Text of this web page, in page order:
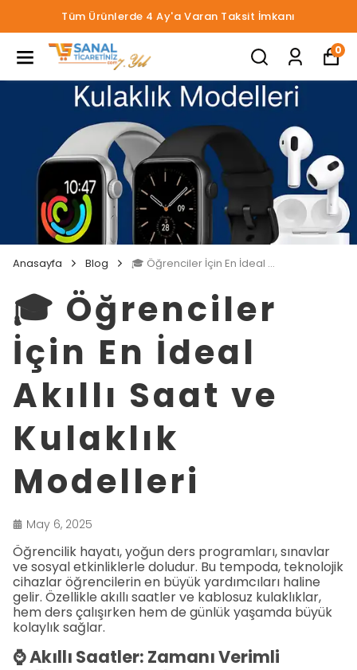
Tüm Ürünlerde 4 Ay'a Varan Taksit İmkanı
0
Anasayfa Blog 🎓 Öğrenciler İçin En İdeal Akıllı Saat ve Kulaklık Modelleri
🎓 Öğrenciler
İçin En İdeal
Akıllı Saat ve
Kulaklık
Modelleri
May 6, 2025
Öğrencilik hayatı, yoğun ders programları, sınavlar
ve sosyal etkinliklerle doludur. Bu tempoda, teknolojik
cihazlar öğrencilerin en büyük yardımcıları haline
gelir. Özellikle akıllı saatler ve kablosuz kulaklıklar,
hem ders çalışırken hem de günlük yaşamda büyük
kolaylık sağlar.
⌚ Akıllı Saatler: Zamanı Verimli